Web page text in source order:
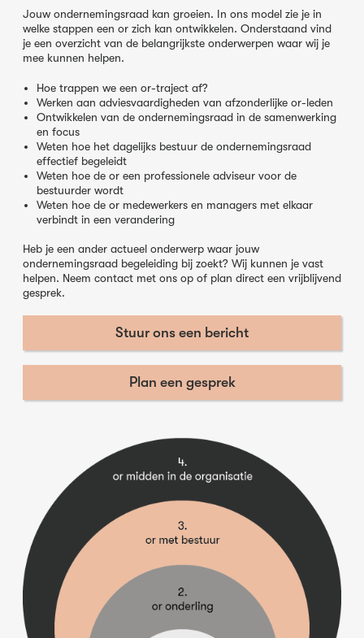
Jouw ondernemingsraad kan groeien. In ons model zie je in
welke stappen een or zich kan ontwikkelen. Onderstaand vind
je een overzicht van de belangrijkste onderwerpen waar wij je
mee kunnen helpen.
Hoe trappen we een or-traject af?
Werken aan adviesvaardigheden van afzonderlijke or-leden
Ontwikkelen van de ondernemingsraad in de samenwerking
en focus
Weten hoe het dagelijks bestuur de ondernemingsraad
effectief begeleidt
Weten hoe de or een professionele adviseur voor de
bestuurder wordt
Weten hoe de or medewerkers en managers met elkaar
verbindt in een verandering
Heb je een ander actueel onderwerp waar jouw
ondernemingsraad begeleiding bij zoekt? Wij kunnen je vast
helpen. Neem contact met ons op of plan direct een vrijblijvend
gesprek.
Stuur ons een bericht
Plan een gesprek